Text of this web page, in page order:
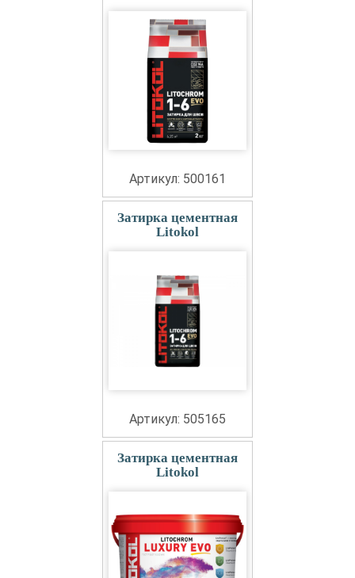
Артикул: 500161
Затирка цементная
Litokol
Артикул: 505165
Затирка цементная
Litokol